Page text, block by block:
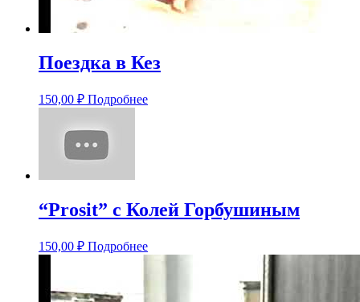
Поездка в Кез
150,00 ₽ Подробнее
“Prosit” с Колей Горбушиным
150,00 ₽ Подробнее